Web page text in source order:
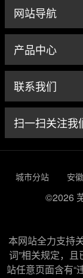
网站导航
产品中心
联系我们
扫一扫关注我
城市分站 安徽
©2026
本网站全力支持
词”相关规定，且
站任意页面含有“